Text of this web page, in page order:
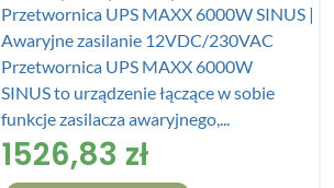
Przetwornica UPS MAXX 6000W SINUS |
Awaryjne zasilanie 12VDC/230VAC
Przetwornica UPS MAXX 6000W
SINUS to urządzenie łączące w sobie
funkcje zasilacza awaryjnego,...
1526,83 zł